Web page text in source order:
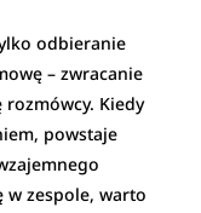
odbieranie
– zwracanie
rozmówcy. Kiedy
powstaje
w zespole, warto